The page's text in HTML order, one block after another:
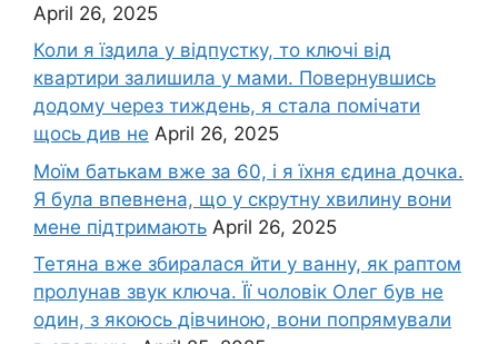
April 26, 2025
Коли я їздила у відпустку, то ключі від
квартири залишила у мами. Повернувшись
додому через тиждень, я стала помічати
щось див не April 26, 2025
Моїм батькам вже за 60, і я їхня єдина дочка.
Я була впевнена, що у скрутну хвилину вони
мене підтримають April 26, 2025
Тетяна вже збиралася йти у ванну, як раптом
пролунав звук ключа. Її чоловік Олег був не
один, з якоюсь дівчиною, вони попрямували